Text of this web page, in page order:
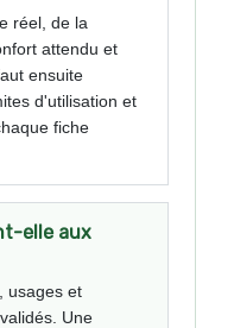
réel, de la
attendu et
ensuite
d'utilisation et
fiche
elle aux
usages et
Une